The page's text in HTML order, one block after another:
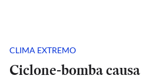
CLIMA EXTREMO
Ciclone-bomba